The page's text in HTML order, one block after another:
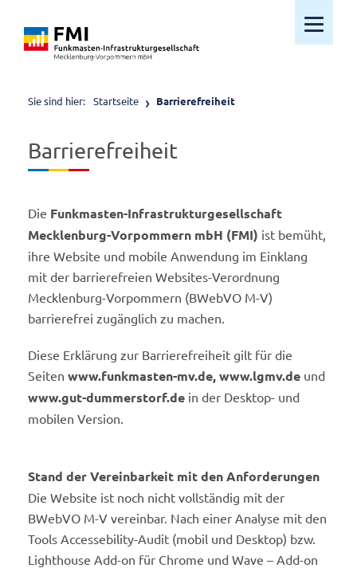
Mobiles
Sie sind hier: Startseite Barrierefreiheit
Barrierefreiheit
Die Funkmasten-Infrastrukturgesellschaft
Mecklenburg-Vorpommern mbH (FMI) ist bemüht,
ihre Website und mobile Anwendung im Einklang
mit der barrierefreien Websites-Verordnung
Mecklenburg-Vorpommern (BWebVO M-V)
barrierefrei zugänglich zu machen.
Diese Erklärung zur Barrierefreiheit gilt für die
Seiten www.funkmasten-mv.de, www.lgmv.de und
www.gut-dummerstorf.de in der Desktop- und
mobilen Version.
Stand der Vereinbarkeit mit den Anforderungen
Die Website ist noch nicht vollständig mit der
BWebVO M-V vereinbar. Nach einer Analyse mit den
Tools Accessebility-Audit (mobil und Desktop) bzw.
Lighthouse Add-on für Chrome und Wave – Add-on